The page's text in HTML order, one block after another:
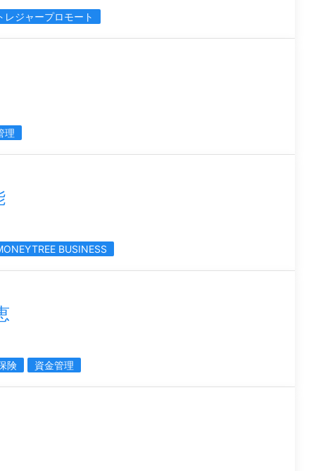
レジャープロモート
理
BUSINESS
険 資金管理